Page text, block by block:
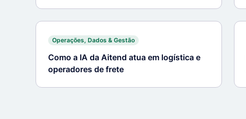
Operações, Dados & Gestão
Como a IA da Aitend atua em logística e
operadores de frete